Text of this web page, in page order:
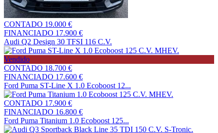
CONTADO 19.000 €
FINANCIADO 17.900 €
Audi Q2 Design 30 TFSI 116 C.V.
Vendido
CONTADO 18.700 €
FINANCIADO 17.600 €
Ford Puma ST-Line X 1.0 Ecoboost 12...
CONTADO 17.900 €
FINANCIADO 16.800 €
Ford Puma Titanium 1.0 Ecoboost 125...